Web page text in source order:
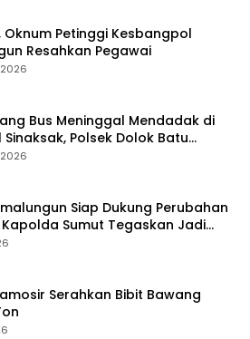
Petinggi Kesbangpol
Resahkan Pegawai
Bus Meninggal Mendadak di
Sinaksak, Polsek Dolok Batu
Cepat Olah TKP
Siap Dukung Perubahan
Kapolda Sumut Tegaskan Jadi
Profesionalisme dan
Serahkan Bibit Bawang